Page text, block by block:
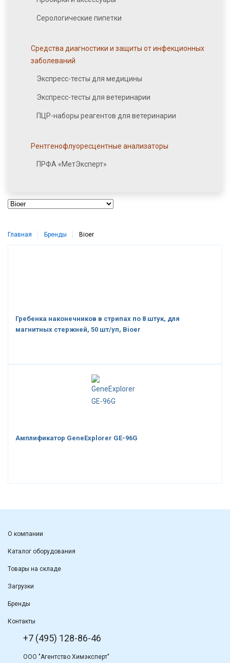
Серологические пипетки
Средства диагностики и защиты от инфекционных
заболеваний
Экспресс-тесты для медицины
Экспресс-тесты для ветеринарии
ПЦР-наборы реагентов для ветеринарии
Рентгенофлуоресцентные анализаторы
ПРФА «МетЭксперт»
Главная Бренды Bioer
Гребенка наконечников в стрипах по 8 штук, для
магнитных стержней, 50 шт/уп, Bioer
Амплификатор GeneExplorer GE-96G
О компании
Каталог оборудования
Товары на складе
Загрузки
Бренды
Контакты
+7 (495) 128-86-46
ООО "Агентство Химэксперт"